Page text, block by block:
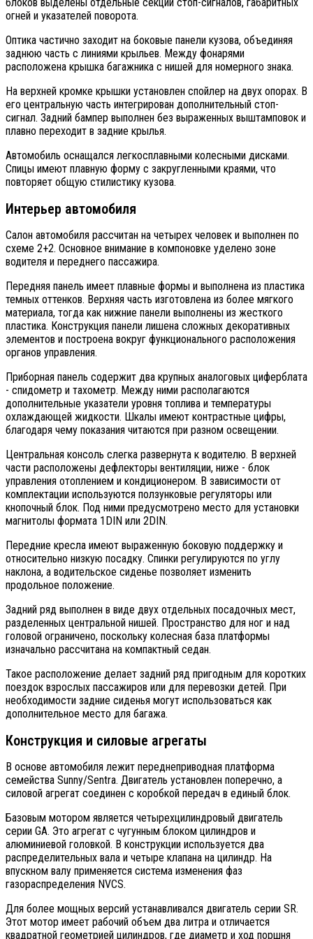
огней и указателей поворота.
Оптика частично заходит на боковые панели кузова, объединяя
заднюю часть с линиями крыльев. Между фонарями
расположена крышка багажника с нишей для номерного знака.
На верхней кромке крышки установлен спойлер на двух опорах. В
его центральную часть интегрирован дополнительный стоп-
сигнал. Задний бампер выполнен без выраженных выштамповок и
плавно переходит в задние крылья.
Автомобиль оснащался легкосплавными колесными дисками.
Спицы имеют плавную форму с закругленными краями, что
повторяет общую стилистику кузова.
Интерьер автомобиля
Салон автомобиля рассчитан на четырех человек и выполнен по
схеме 2+2. Основное внимание в компоновке уделено зоне
водителя и переднего пассажира.
Передняя панель имеет плавные формы и выполнена из пластика
темных оттенков. Верхняя часть изготовлена из более мягкого
материала, тогда как нижние панели выполнены из жесткого
пластика. Конструкция панели лишена сложных декоративных
элементов и построена вокруг функционального расположения
органов управления.
Приборная панель содержит два крупных аналоговых циферблата
- спидометр и тахометр. Между ними располагаются
дополнительные указатели уровня топлива и температуры
охлаждающей жидкости. Шкалы имеют контрастные цифры,
благодаря чему показания читаются при разном освещении.
Центральная консоль слегка развернута к водителю. В верхней
части расположены дефлекторы вентиляции, ниже - блок
управления отоплением и кондиционером. В зависимости от
комплектации используются ползунковые регуляторы или
кнопочный блок. Под ними предусмотрено место для установки
магнитолы формата 1DIN или 2DIN.
Передние кресла имеют выраженную боковую поддержку и
относительно низкую посадку. Спинки регулируются по углу
наклона, а водительское сиденье позволяет изменить
продольное положение.
Задний ряд выполнен в виде двух отдельных посадочных мест,
разделенных центральной нишей. Пространство для ног и над
головой ограничено, поскольку колесная база платформы
изначально рассчитана на компактный седан.
Такое расположение делает задний ряд пригодным для коротких
поездок взрослых пассажиров или для перевозки детей. При
необходимости задние сиденья могут использоваться как
дополнительное место для багажа.
Конструкция и силовые агрегаты
В основе автомобиля лежит переднеприводная платформа
семейства Sunny/Sentra. Двигатель установлен поперечно, а
силовой агрегат соединен с коробкой передач в единый блок.
Базовым мотором является четырехцилиндровый двигатель
серии GA. Это агрегат с чугунным блоком цилиндров и
алюминиевой головкой. В конструкции используется два
распределительных вала и четыре клапана на цилиндр. На
впускном валу применяется система изменения фаз
газораспределения NVCS.
Для более мощных версий устанавливался двигатель серии SR.
Этот мотор имеет рабочий объем два литра и отличается
квадратной геометрией цилиндров, где диаметр и ход поршня